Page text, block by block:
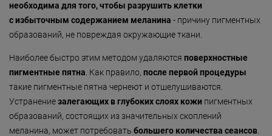
необходима для того, чтобы разрушить клетки
с избыточным содержанием меланина - причину пигментных
образований, не повреждая окружающие ткани.
Наиболее быстро этим методом удаляются поверхностные
пигментные пятна . Как правило, после первой процедуры
такие пигментные пятна чернеют и отшелушиваются.
Устранениезалегающих в глубоких слоях кожи пигментных
образований, состоящих из значительных скоплений
меланина, может потребовать большего количества сеансов